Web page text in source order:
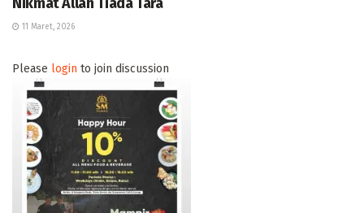
11 Maret, 2026
Please login to join discussion